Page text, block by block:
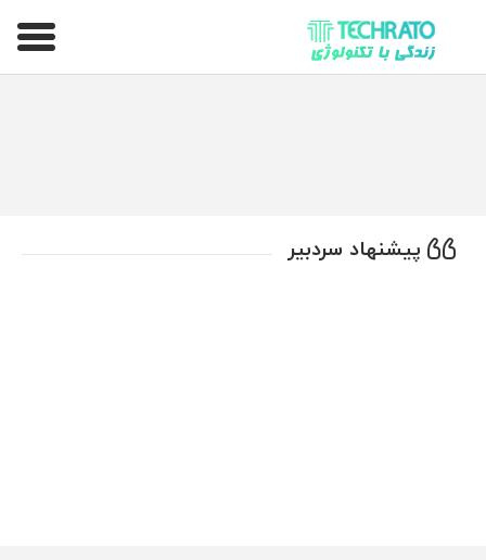
تکراتو – زندگی با تکنولوژی
پیشنهاد سردبیر